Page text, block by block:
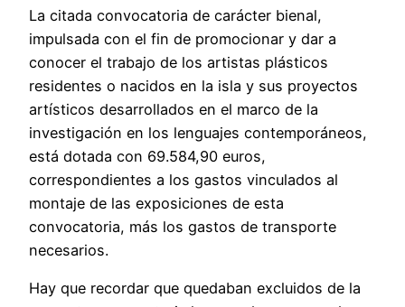
La citada convocatoria de carácter bienal,
impulsada con el fin de promocionar y dar a
conocer el trabajo de los artistas plásticos
residentes o nacidos en la isla y sus proyectos
artísticos desarrollados en el marco de la
investigación en los lenguajes contemporáneos,
está dotada con 69.584,90 euros,
correspondientes a los gastos vinculados al
montaje de las exposiciones de esta
convocatoria, más los gastos de transporte
necesarios.
Hay que recordar que quedaban excluidos de la